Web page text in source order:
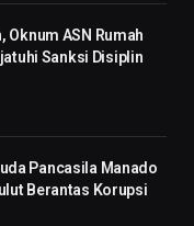
ASN Rumah
Sanksi Disiplin
Pancasila Manado
Berantas Korupsi